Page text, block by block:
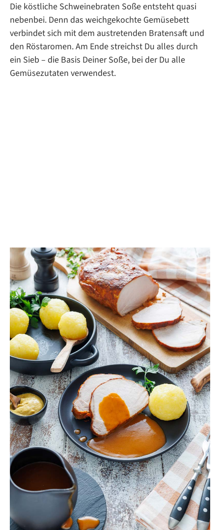
Die köstliche Schweinebraten Soße entsteht quasi
nebenbei. Denn das weichgekochte Gemüsebett
verbindet sich mit dem austretenden Bratensaft und
den Röstaromen. Am Ende streichst Du alles durch
ein Sieb – die Basis Deiner Soße, bei der Du alle
Gemüsezutaten verwendest.